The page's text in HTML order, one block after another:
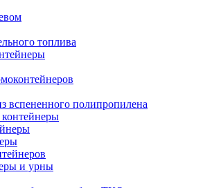
топлива
вспененного полипропилена
и урны